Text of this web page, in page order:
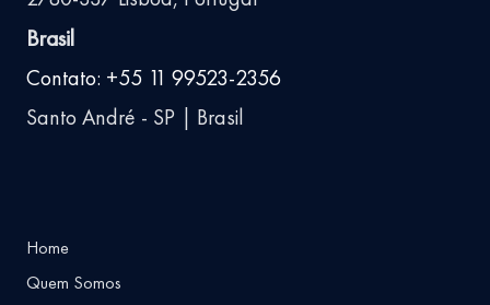
Brasil
Contato: +55 11 99523-2356
Santo André - SP | Brasil
Home
Quem Somos